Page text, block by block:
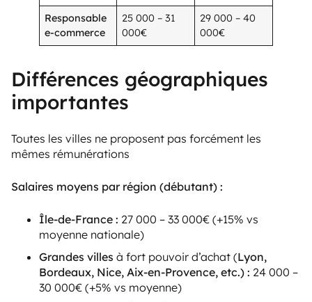
Responsable
e-commerce
25 000 – 31
000€
29 000 – 40
000€
Différences géographiques
importantes
Toutes les villes ne proposent pas forcément les
mêmes rémunérations
Salaires moyens par région (débutant) :
Île-de-France : 27 000 – 33 000€ (+15% vs
moyenne nationale)
Grandes villes à fort pouvoir d’achat (Lyon,
Bordeaux, Nice, Aix-en-Provence, etc.) : 24 000 –
30 000€ (+5% vs moyenne)